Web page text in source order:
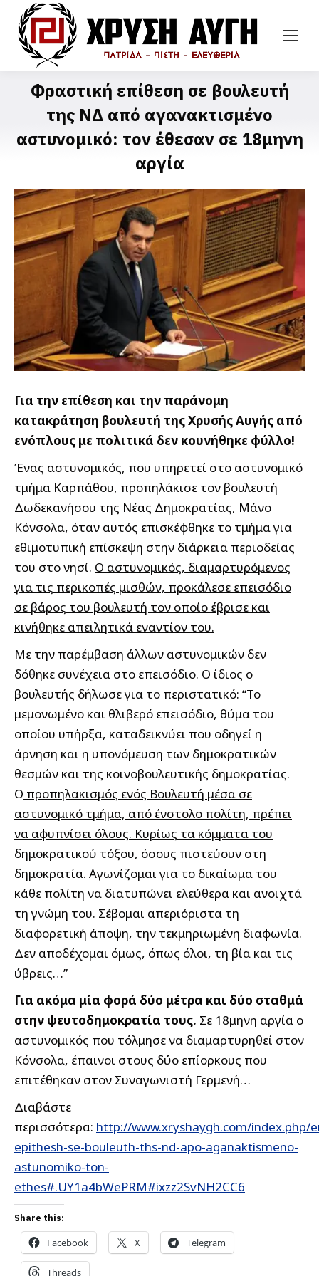
Φραστική επίθεση σε βουλευτή
της ΝΔ από αγανακτισμένο
αστυνομικό: τον έθεσαν σε 18μηνη
αργία
Για την επίθεση και την παράνομη
κατακράτηση βουλευτή της Χρυσής Αυγής από
ενόπλους με πολιτικά δεν κουνήθηκε φύλλο!
Ένας αστυνομικός, που υπηρετεί στο αστυνομικό
τμήμα Καρπάθου, προπηλάκισε τον βουλευτή
Δωδεκανήσου της Νέας Δημοκρατίας, Μάνο
Κόνσολα, όταν αυτός επισκέφθηκε το τμήμα για
εθιμοτυπική επίσκεψη στην διάρκεια περιοδείας
του στο νησί. Ο αστυνομικός, διαμαρτυρόμενος
για τις περικοπές μισθών, προκάλεσε επεισόδιο
σε βάρος του βουλευτή τον οποίο έβρισε και
κινήθηκε απειλητικά εναντίον του.
Με την παρέμβαση άλλων αστυνομικών δεν
δόθηκε συνέχεια στο επεισόδιο. Ο ίδιος ο
βουλευτής δήλωσε για το περιστατικό: “Το
μεμονωμένο και θλιβερό επεισόδιο, θύμα του
οποίου υπήρξα, καταδεικνύει που οδηγεί η
άρνηση και η υπονόμευση των δημοκρατικών
θεσμών και της κοινοβουλευτικής δημοκρατίας.
Ο προπηλακισμός ενός Βουλευτή μέσα σε
αστυνομικό τμήμα, από ένστολο πολίτη, πρέπει
να αφυπνίσει όλους. Κυρίως τα κόμματα του
δημοκρατικού τόξου, όσους πιστεύουν στη
δημοκρατία. Αγωνίζομαι για το δικαίωμα του
κάθε πολίτη να διατυπώνει ελεύθερα και ανοιχτά
τη γνώμη του. Σέβομαι απεριόριστα τη
διαφορετική άποψη, την τεκμηριωμένη διαφωνία.
Δεν αποδέχομαι όμως, όπως όλοι, τη βία και τις
ύβρεις…”
Για ακόμα μία φορά δύο μέτρα και δύο σταθμά
στην ψευτοδημοκρατία τους. Σε 18μηνη αργία ο
αστυνομικός που τόλμησε να διαμαρτυρηθεί στον
Κόνσολα, έπαινοι στους δύο επίορκους που
επιτέθηκαν στον Συναγωνιστή Γερμενή…
Διαβάστε
περισσότερα: http://www.xryshaygh.com/index.php/
epithesh-se-bouleuth-ths-nd-apo-aganaktismeno-
astunomiko-ton-
ethes#.UY1a4bWePRM#ixzz2SvNH2CC6
Share this:
Facebook X Telegram
Threads